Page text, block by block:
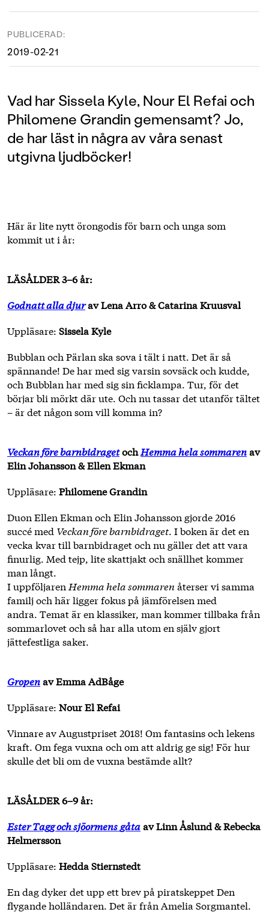
PUBLICERAD:
2019-02-21
Vad har Sissela Kyle, Nour El Refai och
Philomene Grandin gemensamt? Jo,
de har läst in några av våra senast
utgivna ljudböcker!
Här är lite nytt örongodis för barn och unga som
kommit ut i år:
LÄSÅLDER 3–6 år:
Godnatt alla djurav Lena Arro & Catarina Kruusval
Uppläsare: Sissela Kyle
Bubblan och Pärlan ska sova i tält i natt. Det är så
spännande! De har med sig varsin sovsäck och kudde,
och Bubblan har med sig sin ficklampa. Tur, för det
börjar bli mörkt där ute. Och nu tassar det utanför tältet
– är det någon som vill komma in?
Veckan före barnbidragetochHemma hela sommarenav
Elin Johansson & Ellen Ekman
Uppläsare: Philomene Grandin
Duon Ellen Ekman och Elin Johansson gjorde 2016
succé med Veckan före barnbidraget. I boken är det en
vecka kvar till barnbidraget och nu gäller det att vara
finurlig. Med tejp, lite skattjakt och snällhet kommer
man långt.
I uppföljaren Hemma hela sommaren återser vi samma
familj och här ligger fokus på jämförelsen med
andra. Temat är en klassiker, man kommer tillbaka från
sommarlovet och så har alla utom en själv gjort
jättefestliga saker.
Gropenav Emma AdBåge
Uppläsare: Nour El Refai
Vinnare av Augustpriset 2018! Om fantasins och lekens
kraft. Om fega vuxna och om att aldrig ge sig! För hur
skulle det bli om de vuxna bestämde allt?
LÄSÅLDER 6–9 år:
Ester Tagg och sjöormensgåtaav Linn Åslund & Rebecka
Helmersson
Uppläsare: Hedda Stiernstedt
En dag dyker det upp ett brev på piratskeppet Den
flygande holländaren. Det är från Amelia Sorgmantel.